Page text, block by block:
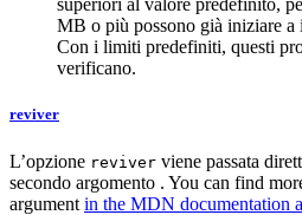
superiori al valore predefinito,
MB o più possono già iniziare a
Con i limiti predefiniti, questi
verificano.
reviver
L’opzione reviver viene passata
secondo argomento . You can find
argument in the MDN documentation